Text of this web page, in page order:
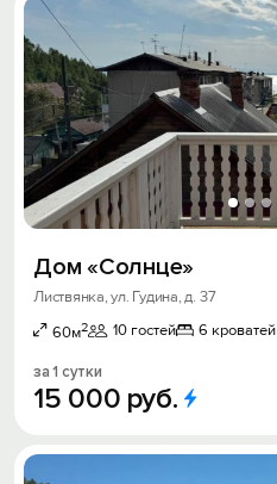
Дом «Солнце»
Листвянка, ул. Гудина, д. 37
60м2 10 гостей 6 кроватей
за 1 сутки
15 000 руб.